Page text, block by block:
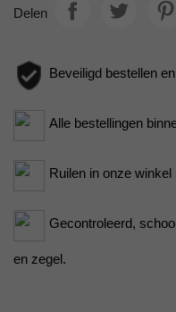
Delen
Beveiligd bestellen
Alle bestellingen
Ruilen in onze winkel
Gecontroleerd,
en zegel.